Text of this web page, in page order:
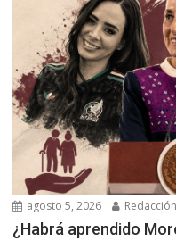
agosto 5, 2026 Redacción
¿Habrá aprendido